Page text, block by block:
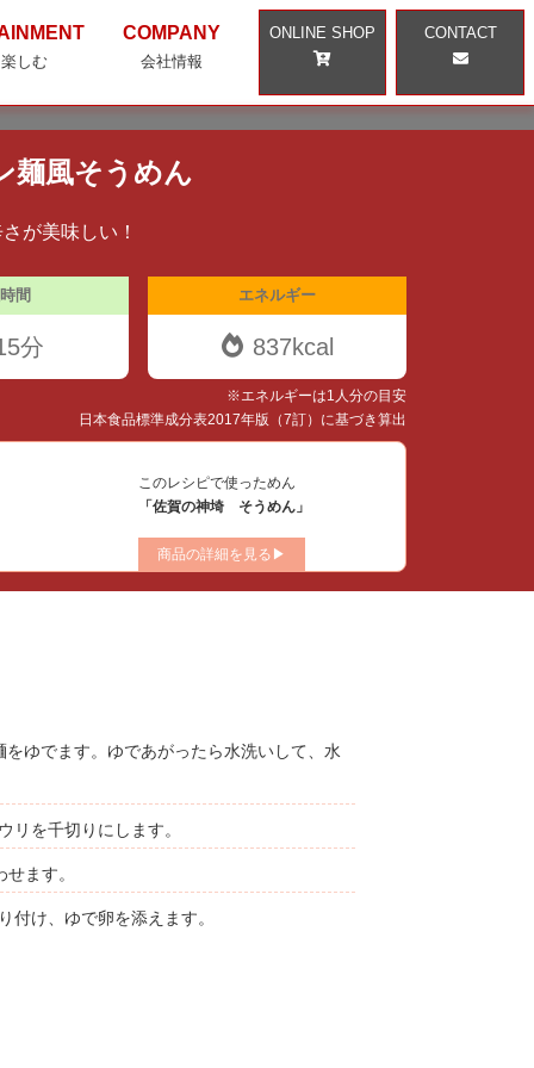
しむ
COMPANY
会社情報
ONLINE SHOP CONTACT
麺風そうめん
が美味しい！
間
分
エネルギー
837kcal
※エネルギーは1人分の目安
日本食品標準成分表2017年版（7訂）に基づき算出
このレシピで使っためん
「佐賀の神埼 そうめん」
商品の詳細を見る▶
ゆでます。ゆであがったら水洗いして、水
リを千切りにします。
ます。
け、ゆで卵を添えます。